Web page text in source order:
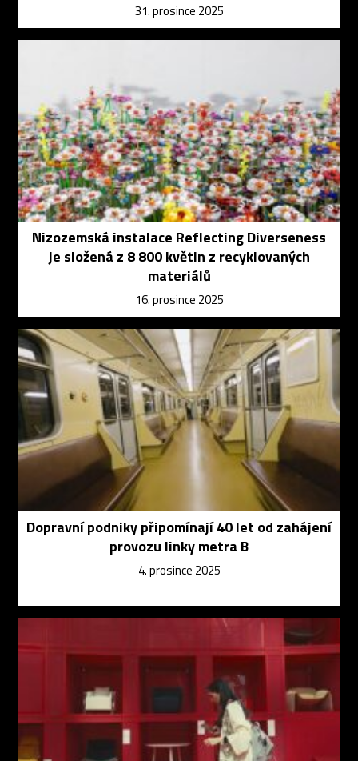
31. prosince 2025
Nizozemská instalace Reflecting Diverseness
je složená z 8 800 květin z recyklovaných
materiálů
16. prosince 2025
Dopravní podniky připomínají 40 let od zahájení
provozu linky metra B
4. prosince 2025